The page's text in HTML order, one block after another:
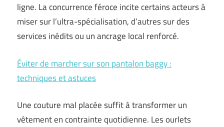
ligne. La concurrence féroce incite certains acteurs à
miser sur l’ultra-spécialisation, d’autres sur des
services inédits ou un ancrage local renforcé.
Éviter de marcher sur son pantalon baggy :
techniques et astuces
Une couture mal placée suffit à transformer un
vêtement en contrainte quotidienne. Les ourlets